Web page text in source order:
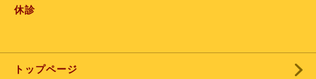
休診
トップページ